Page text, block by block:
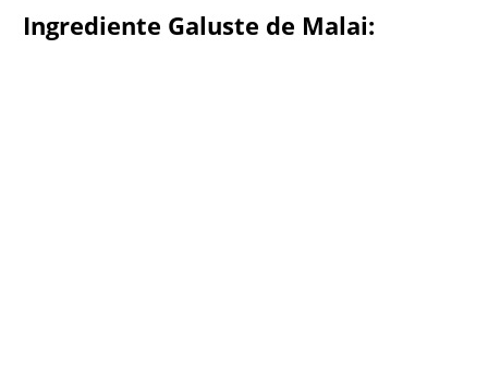
Ingrediente Galuste de Malai: